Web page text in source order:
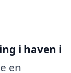
i haven i
en